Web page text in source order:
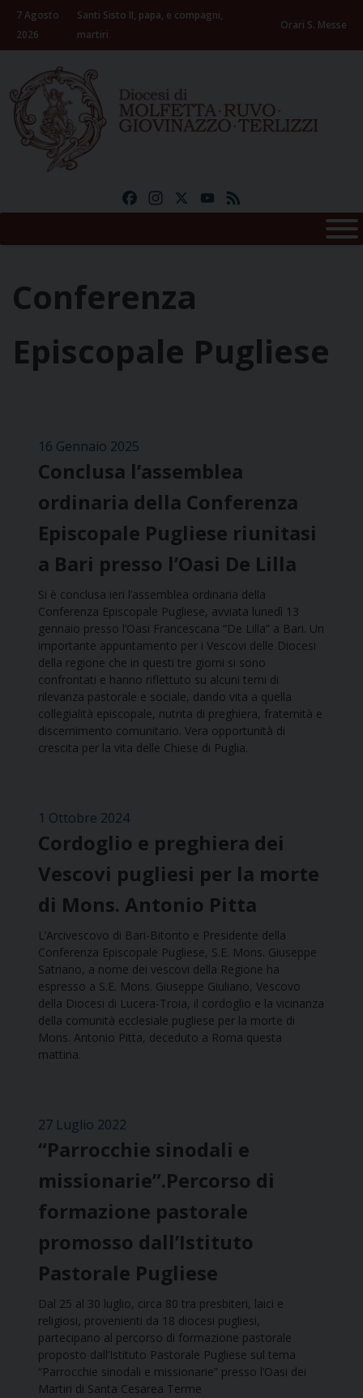
Skip
content
7 Agosto
2026
Santi Sisto II, papa, e compagni,
martiri
Orari S. Messe
FacebookInstagramYouTube
Conferenza
Episcopale Pugliese
16 Gennaio 2025
Conclusa l’assemblea
ordinaria della Conferenza
Episcopale Pugliese riunitasi
a Bari presso l’Oasi De Lilla
Si è conclusa ieri l’assemblea ordinaria della
Conferenza Episcopale Pugliese, avviata lunedì 13
gennaio presso l’Oasi Francescana “De Lilla” a Bari. Un
importante appuntamento per i Vescovi delle Diocesi
della regione che in questi tre giorni si sono
confrontati e hanno riflettuto su alcuni temi di
rilevanza pastorale e sociale, dando vita a quella
collegialità episcopale, nutrita di preghiera, fraternità e
discernimento comunitario. Vera opportunità di
crescita per la vita delle Chiese di Puglia.
1 Ottobre 2024
Cordoglio e preghiera dei
Vescovi pugliesi per la morte
di Mons. Antonio Pitta
L’Arcivescovo di Bari-Bitonto e Presidente della
Conferenza Episcopale Pugliese, S.E. Mons. Giuseppe
Satriano, a nome dei vescovi della Regione ha
espresso a S.E. Mons. Giuseppe Giuliano, Vescovo
della Diocesi di Lucera-Troia, il cordoglio e la vicinanza
della comunità ecclesiale pugliese per la morte di
Mons. Antonio Pitta, deceduto a Roma questa
mattina.
27 Luglio 2022
“Parrocchie sinodali e
missionarie”.Percorso di
formazione pastorale
promosso dall’Istituto
Pastorale Pugliese
Dal 25 al 30 luglio, circa 80 tra presbiteri, laici e
religiosi, provenienti da 18 diocesi pugliesi,
partecipano al percorso di formazione pastorale
proposto dall’Istituto Pastorale Pugliese sul tema
“Parrocchie sinodali e missionarie” presso l’Oasi dei
Martiri di Santa Cesarea Terme